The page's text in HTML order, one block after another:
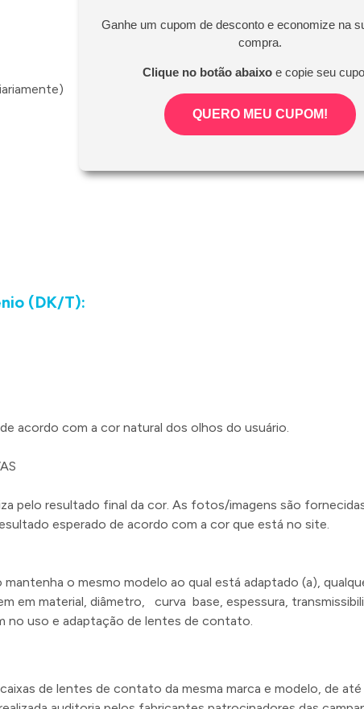
(DK/T):
acordo com a cor natural dos olhos do usuário.
pelo resultado final da cor. As fotos/imagens são
esperado de acordo com a cor que está no site.
mantenha o mesmo modelo ao qual está adaptado (a),
em material, diâmetro, curva base, espessura,
no uso e adaptação de lentes de contato.
de lentes de contato da mesma marca e modelo, de
Ganhe um cupom de desconto e economize na
compra.
Clique no botão abaixoe copie seu
QUERO MEU CUPOM!